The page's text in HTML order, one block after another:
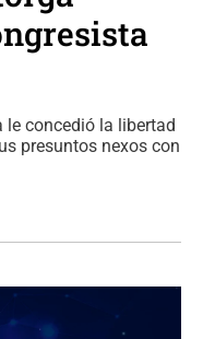
le concedió la libertad
presuntos nexos con